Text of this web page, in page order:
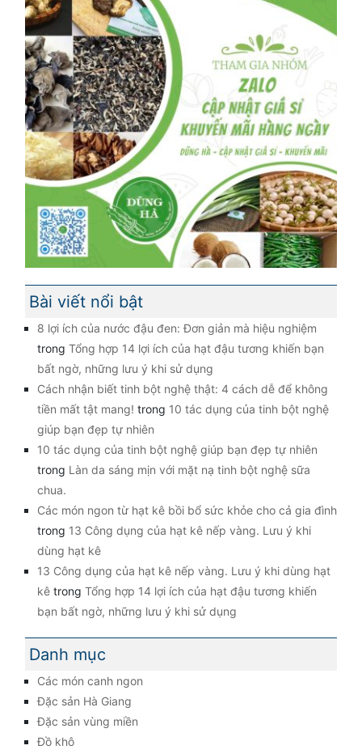
Bài viết nổi bật
8 lợi ích của nước đậu đen: Đơn giản mà hiệu nghiệm
trong Tổng hợp 14 lợi ích của hạt đậu tương khiến bạn
bất ngờ, những lưu ý khi sử dụng
Cách nhận biết tinh bột nghệ thật: 4 cách dễ để không
tiền mất tật mang! trong 10 tác dụng của tinh bột nghệ
giúp bạn đẹp tự nhiên
10 tác dụng của tinh bột nghệ giúp bạn đẹp tự nhiên
trong Làn da sáng mịn với mặt nạ tinh bột nghệ sữa
chua.
Các món ngon từ hạt kê bồi bổ sức khỏe cho cả gia đình
trong 13 Công dụng của hạt kê nếp vàng. Lưu ý khi
dùng hạt kê
13 Công dụng của hạt kê nếp vàng. Lưu ý khi dùng hạt
kê trong Tổng hợp 14 lợi ích của hạt đậu tương khiến
bạn bất ngờ, những lưu ý khi sử dụng
Danh mục
Các món canh ngon
Đặc sản Hà Giang
Đặc sản vùng miền
Đồ khô